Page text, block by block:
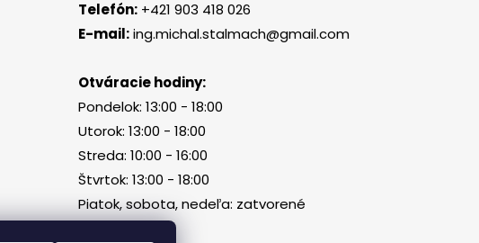
Telefón: +421 903 418 026
E-mail: ing.michal.stalmach@gmail.com
Otváracie hodiny:
Pondelok: 13:00 - 18:00
Utorok: 13:00 - 18:00
Streda: 10:00 - 16:00
Štvrtok: 13:00 - 18:00
Piatok, sobota, nedeľa: zatvorené